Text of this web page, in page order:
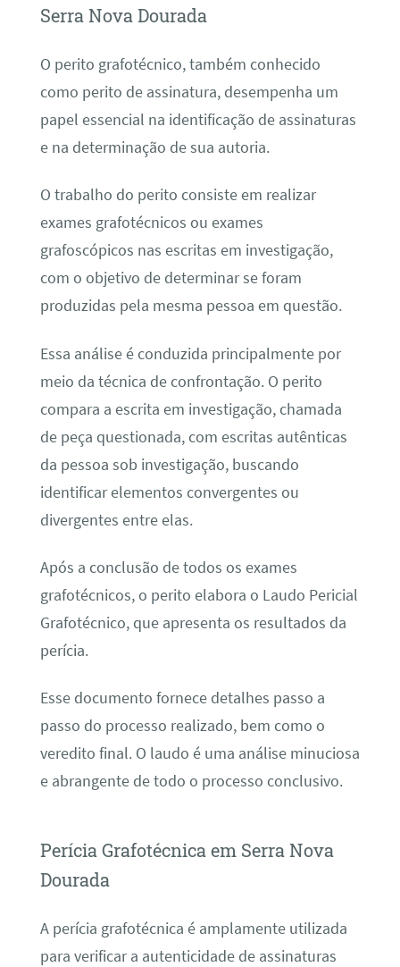
Serra Nova Dourada
O perito grafotécnico, também conhecido
como perito de assinatura, desempenha um
papel essencial na identificação de assinaturas
e na determinação de sua autoria.
O trabalho do perito consiste em realizar
exames grafotécnicos ou exames
grafoscópicos nas escritas em investigação,
com o objetivo de determinar se foram
produzidas pela mesma pessoa em questão.
Essa análise é conduzida principalmente por
meio da técnica de confrontação. O perito
compara a escrita em investigação, chamada
de peça questionada, com escritas autênticas
da pessoa sob investigação, buscando
identificar elementos convergentes ou
divergentes entre elas.
Após a conclusão de todos os exames
grafotécnicos, o perito elabora o Laudo Pericial
Grafotécnico, que apresenta os resultados da
perícia.
Esse documento fornece detalhes passo a
passo do processo realizado, bem como o
veredito final. O laudo é uma análise minuciosa
e abrangente de todo o processo conclusivo.
Perícia Grafotécnica em Serra Nova
Dourada
A perícia grafotécnica é amplamente utilizada
para verificar a autenticidade de assinaturas